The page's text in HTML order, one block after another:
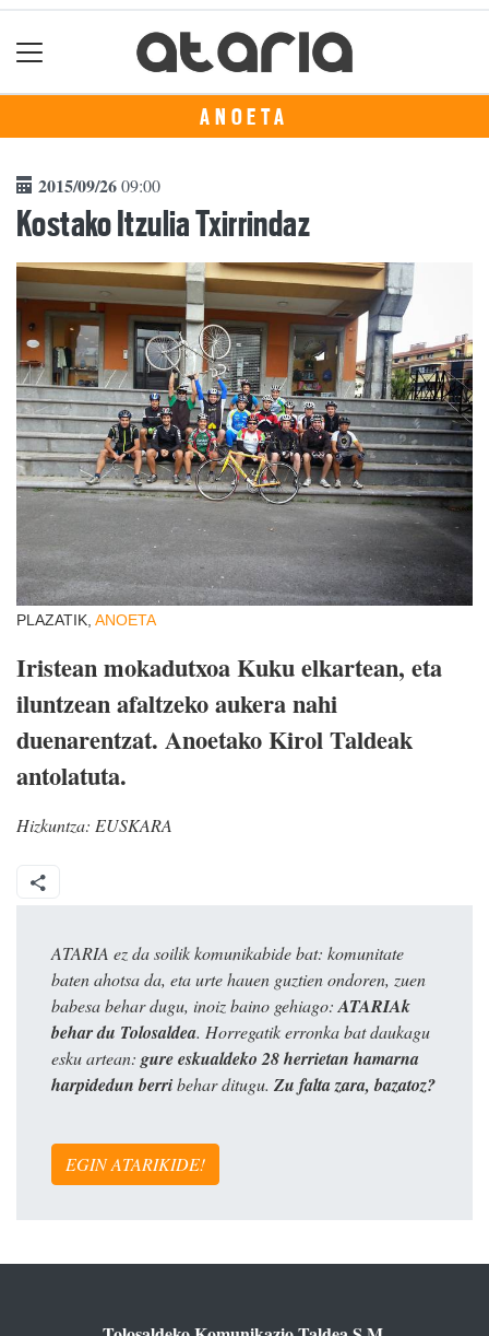
ANOETA
2015/09/2609:00
Kostako Itzulia Txirrindaz
PLAZATIK, ANOETA
Iristean mokadutxoa Kuku elkartean, eta
iluntzean afaltzeko aukera nahi
duenarentzat. Anoetako Kirol Taldeak
antolatuta.
Hizkuntza: EUSKARA
ATARIA ez da soilik komunikabide bat: komunitate
baten ahotsa da, eta urte hauen guztien ondoren, zuen
babesa behar dugu, inoiz baino gehiago:ATARIAk
behar du Tolosaldea. Horregatik erronka bat daukagu
esku artean: gure eskualdeko 28 herrietan hamarna
harpidedun berribehar ditugu. Zu falta zara, bazatoz?
EGIN ATARIKIDE!